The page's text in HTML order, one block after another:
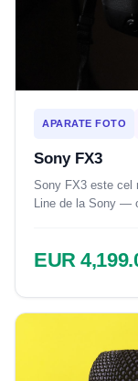
APARATE FOTO
Sony FX3
Sony FX3 este cel
Line de la Sony —
EUR